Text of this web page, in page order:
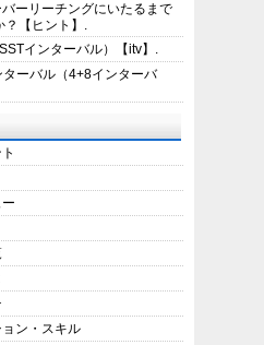
ーリーチングにいたるまで
？【ヒント】.
インターバル）【itv】.
ターバル（4+8インターバ
ン・スキル